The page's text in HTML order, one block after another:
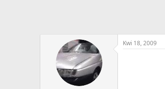
Kwi 18, 2009